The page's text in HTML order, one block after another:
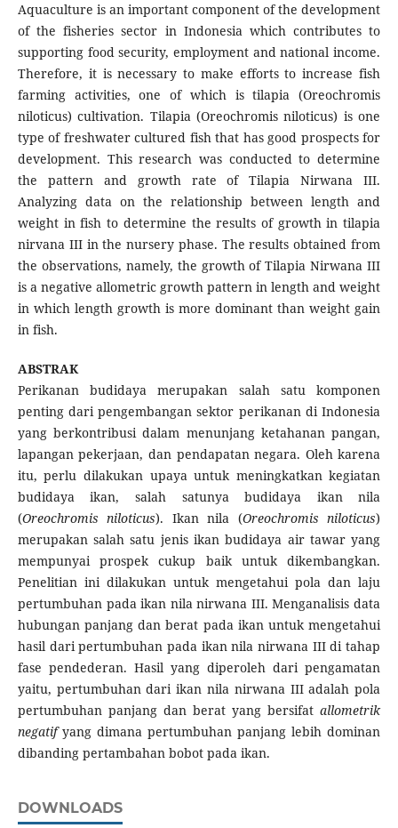
Aquaculture is an important component of the development
of the fisheries sector in Indonesia which contributes to
supporting food security, employment and national income.
Therefore, it is necessary to make efforts to increase fish
farming activities, one of which is tilapia (Oreochromis
niloticus) cultivation. Tilapia (Oreochromis niloticus) is one
type of freshwater cultured fish that has good prospects for
development. This research was conducted to determine
the pattern and growth rate of Tilapia Nirwana III.
Analyzing data on the relationship between length and
weight in fish to determine the results of growth in tilapia
nirvana III in the nursery phase. The results obtained from
the observations, namely, the growth of Tilapia Nirwana III
is a negative allometric growth pattern in length and weight
in which length growth is more dominant than weight gain
in fish.
ABSTRAK
Perikanan budidaya merupakan salah satu komponen
penting dari pengembangan sektor perikanan di Indonesia
yang berkontribusi dalam menunjang ketahanan pangan,
lapangan pekerjaan, dan pendapatan negara. Oleh karena
itu, perlu dilakukan upaya untuk meningkatkan kegiatan
budidaya ikan, salah satunya budidaya ikan nila
(Oreochromis niloticus). Ikan nila (Oreochromis niloticus)
merupakan salah satu jenis ikan budidaya air tawar yang
mempunyai prospek cukup baik untuk dikembangkan.
Penelitian ini dilakukan untuk mengetahui pola dan laju
pertumbuhan pada ikan nila nirwana III. Menganalisis data
hubungan panjang dan berat pada ikan untuk mengetahui
hasil dari pertumbuhan pada ikan nila nirwana III di tahap
fase pendederan. Hasil yang diperoleh dari pengamatan
yaitu, pertumbuhan dari ikan nila nirwana III adalah pola
pertumbuhan panjang dan berat yang bersifatallometrik
negatifyang dimana pertumbuhan panjang lebih dominan
dibanding pertambahan bobot pada ikan.
DOWNLOADS